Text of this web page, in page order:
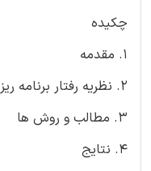
چکیده
1. مقدمه
2. نظریه رفتار برنامه ریزی شده
3. مطالب و روش ها
4. نتایج